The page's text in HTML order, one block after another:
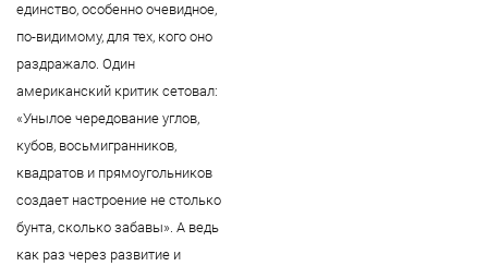
единство, особенно очевидное,
по-видимому, для тех, кого оно
раздражало. Один
американский критик сетовал:
«Унылое чередование углов,
кубов, восьмигранников,
квадратов и прямоугольников
создает настроение не столько
бунта, сколько забавы». А ведь
как раз через развитие и